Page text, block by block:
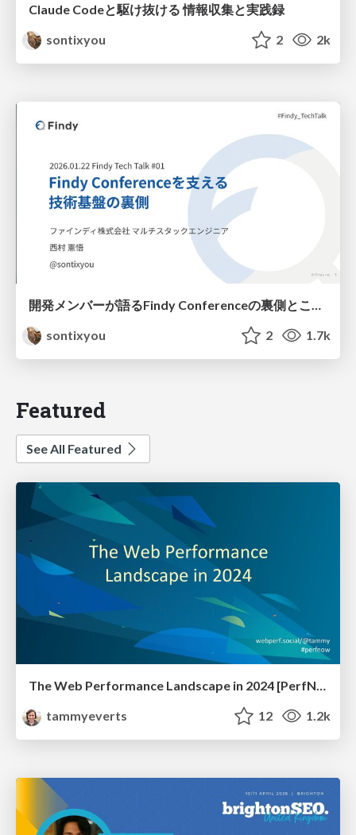
Claude Codeと駆け抜ける 情報収集と実践録
sontixyou
2 2k
開発メンバーが語るFindy Conferenceの裏側とこれから
sontixyou
2 1.7k
Featured
See All Featured
The Web Performance Landscape in 2024 [PerfNow 2024]
tammyeverts
12 1.2k